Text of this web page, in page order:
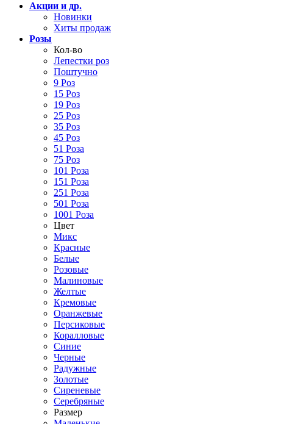
Акции и др.
Новинки
Хиты продаж
Розы
Кол-во
Лепестки роз
Поштучно
9 Роз
15 Роз
19 Роз
25 Роз
35 Роз
45 Роз
51 Роза
75 Роз
101 Роза
151 Роза
251 Роза
501 Роза
1001 Роза
Цвет
Микс
Красные
Белые
Розовые
Малиновые
Желтые
Кремовые
Оранжевые
Персиковые
Коралловые
Синие
Черные
Радужные
Золотые
Сиреневые
Серебряные
Размер